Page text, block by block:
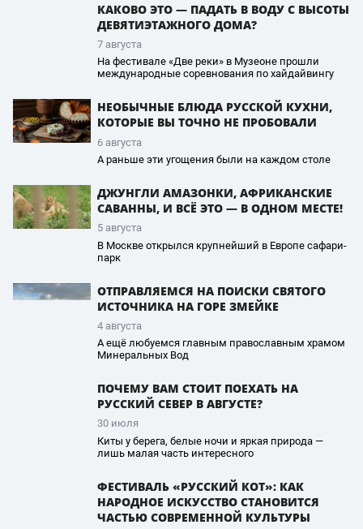
КАКОВО ЭТО — ПАДАТЬ В ВОДУ С ВЫСОТЫ
ДЕВЯТИЭТАЖНОГО ДОМА?
7 августа
На фестивале «Две реки» в Музеоне прошли
международные соревнования по хайдайвингу
НЕОБЫЧНЫЕ БЛЮДА РУССКОЙ КУХНИ,
КОТОРЫЕ ВЫ ТОЧНО НЕ ПРОБОВАЛИ
6 августа
А раньше эти угощения были на каждом столе
ДЖУНГЛИ АМАЗОНКИ, АФРИКАНСКИЕ
САВАННЫ, И ВСЁ ЭТО — В ОДНОМ МЕСТЕ!
5 августа
В Москве открылся крупнейший в Европе сафари-
парк
ОТПРАВЛЯЕМСЯ НА ПОИСКИ СВЯТОГО
ИСТОЧНИКА НА ГОРЕ ЗМЕЙКЕ
4 августа
А ещё любуемся главным православным храмом
Минеральных Вод
ПОЧЕМУ ВАМ СТОИТ ПОЕХАТЬ НА
РУССКИЙ СЕВЕР В АВГУСТЕ?
30 июля
Киты у берега, белые ночи и яркая природа —
лишь малая часть интересного
ФЕСТИВАЛЬ «РУССКИЙ КОТ»: КАК
НАРОДНОЕ ИСКУССТВО СТАНОВИТСЯ
ЧАСТЬЮ СОВРЕМЕННОЙ КУЛЬТУРЫ